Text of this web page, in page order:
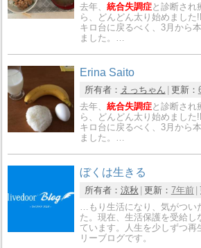
去年、統合失調症と診断され
ら、どんどん太り始めまし
キロ台に戻るべく、3月から
ました。…
Erina Saito
所有者： えっちゃん 更新：
去年、統合失調症と診断され
ら、どんどん太り始めまし
キロ台に戻るべく、3月から
ました。…
ぼくは生きる
所有者： 涼秋 更新： 7年前
…もり生活になり、気がつい
た。現在、生活保護を受給し
ています。人生を少しずつ再
リーブログです。